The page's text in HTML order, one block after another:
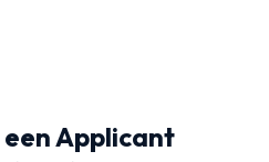
Applicant